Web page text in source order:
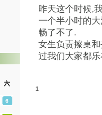
昨天这个时候,
一个半小时的
畅了不了.
女生负责擦桌
过我们大家都
1
六
6